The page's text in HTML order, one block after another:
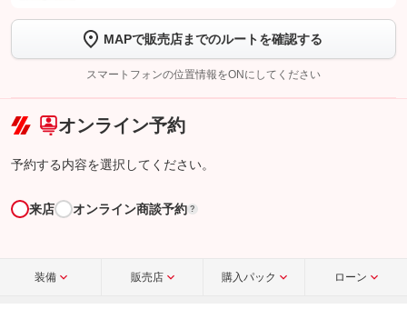
トーク画面で
ボタンをタップして問い合わせを
完了してください。
こちら
MAPで販売店までのルートを確認する
スマートフォンの位置情報をONにしてください
オンライン予約
予約する内容を選択してください。
来店 オンライン商談予約 ?
装備 販売店 購入パック ローン